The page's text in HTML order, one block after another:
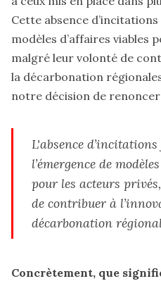
Cette absence
modèles d’affaires viables
malgré leur volonté de
la décarbonation
notre décision de
L'absence
l’émergence de
pour les acteurs
de contribuer à
décarbonation
Concrètement, que